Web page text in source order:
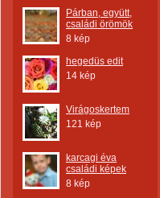
Párban, együtt,
családi örömök
8 kép
hegedüs edit
14 kép
Virágoskertem
121 kép
karcagi éva
családi képek
8 kép